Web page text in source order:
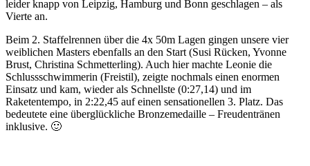
leider knapp von Leipzig, Hamburg und Bonn geschlagen – als
Vierte an.
Beim 2. Staffelrennen über die 4x 50m Lagen gingen unsere vier
weiblichen Masters ebenfalls an den Start (Susi Rücken, Yvonne
Brust, Christina Schmetterling). Auch hier machte Leonie die
Schlussschwimmerin (Freistil), zeigte nochmals einen enormen
Einsatz und kam, wieder als Schnellste (0:27,14) und im
Raketentempo, in 2:22,45 auf einen sensationellen 3. Platz. Das
bedeutete eine überglückliche Bronzemedaille – Freudentränen
inklusive. 🙂